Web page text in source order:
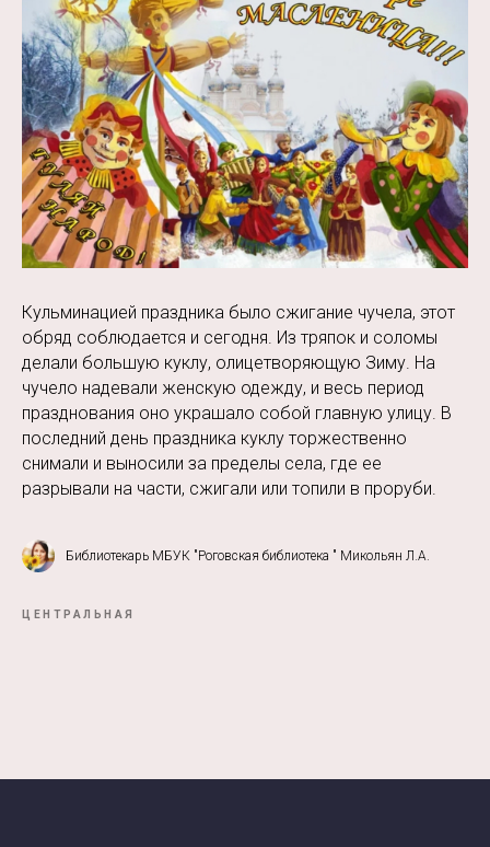
Кульминацией праздника было сжигание чучела, этот
обряд соблюдается и сегодня. Из тряпок и соломы
делали большую куклу, олицетворяющую Зиму. На
чучело надевали женскую одежду, и весь период
празднования оно украшало собой главную улицу. В
последний день праздника куклу торжественно
снимали и выносили за пределы села, где ее
разрывали на части, сжигали или топили в проруби.
Библиотекарь МБУК "Роговская библиотека " Микольян Л.А.
ЦЕНТРАЛЬНАЯ